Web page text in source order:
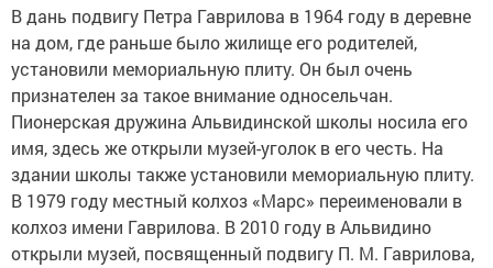
В дань подвигу Петра Гаврилова в 1964 году в деревне
на дом, где раньше было жилище его родителей,
установили мемориальную плиту. Он был очень
признателен за такое внимание односельчан.
Пионерская дружина Альвидинской школы носила его
имя, здесь же открыли музей-уголок в его честь. На
здании школы также установили мемориальную плиту.
В 1979 году местный колхоз «Марс» переименовали в
колхоз имени Гаврилова. В 2010 году в Альвидино
открыли музей, посвященный подвигу П. М. Гаврилова,